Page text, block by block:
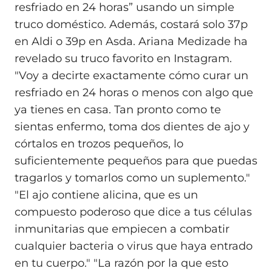
resfriado en 24 horas” usando un simple
truco doméstico. Además, costará solo 37p
en Aldi o 39p en Asda. Ariana Medizade ha
revelado su truco favorito en Instagram.
"Voy a decirte exactamente cómo curar un
resfriado en 24 horas o menos con algo que
ya tienes en casa. Tan pronto como te
sientas enfermo, toma dos dientes de ajo y
córtalos en trozos pequeños, lo
suficientemente pequeños para que puedas
tragarlos y tomarlos como un suplemento."
"El ajo contiene alicina, que es un
compuesto poderoso que dice a tus células
inmunitarias que empiecen a combatir
cualquier bacteria o virus que haya entrado
en tu cuerpo." "La razón por la que esto